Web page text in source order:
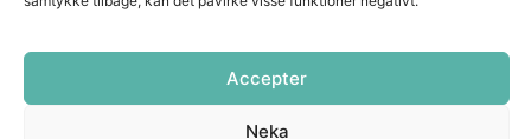
Accepter
Neka